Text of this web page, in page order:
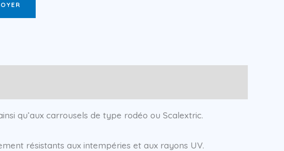
qu’aux carrousels de type rodéo ou Scalextric.
résistants aux intempéries et aux rayons UV.